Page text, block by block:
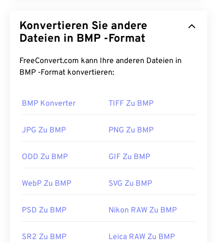
Regel ohne Komprimierung. BMP verwendet eine
Punktmatrix-Datenstruktur namens
hauptsächlich für die digitale Veröffentlichung von
Fotos verwendet. Aufgrund der fehlenden
öffnen und wird häufig mit Microsoft-
Verknüpfung mit Microsoft kann eine
Gerät, Betriebssystem oder jeder Anwendung
Konvertieren Sie andere
Dateien in BMP -Format
FreeConvert.com kann Ihre anderen Dateien in
BMP -Format konvertieren:
BMP Konverter TIFF Zu BMP
JPG Zu BMP PNG Zu BMP
ODD Zu BMP GIF Zu BMP
WebP Zu BMP SVG Zu BMP
PSD Zu BMP Nikon RAW Zu BMP
SR2 Zu BMP Leica RAW Zu BMP